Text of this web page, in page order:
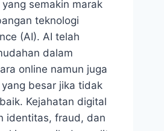
semakin marak
teknologi
(AI). AI telah
dalam
online namun juga
besar jika tidak
Kejahatan digital
identitas, fraud, dan